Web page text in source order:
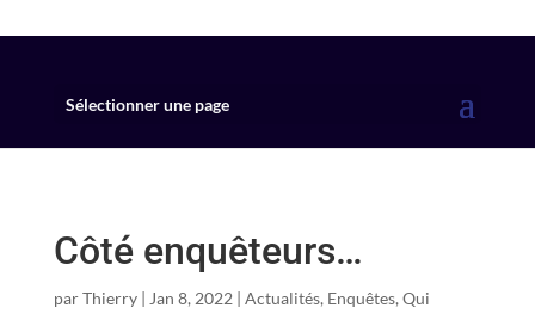
Sélectionner une page
Côté enquêteurs…
parThierry| Jan 8, 2022 | Actualités, Enquêtes, Qui